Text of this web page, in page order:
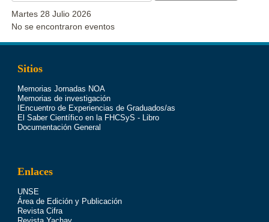
Martes 28 Julio 2026
No se encontraron eventos
Sitios
Memorias Jornadas NOA
Memorias de investigación
IEncuentro de Experiencias de Graduados/as
El Saber Científico en la FHCSyS - Libro
Documentación General
Enlaces
UNSE
Área de Edición y Publicación
Revista Cifra